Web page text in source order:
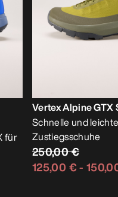
für
Vertex Alpine GTX
Schnelle und
Zustiegsschuhe
250,00 €
125,00 €-